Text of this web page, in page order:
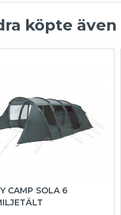
köpte även
CAMP SOLA 6